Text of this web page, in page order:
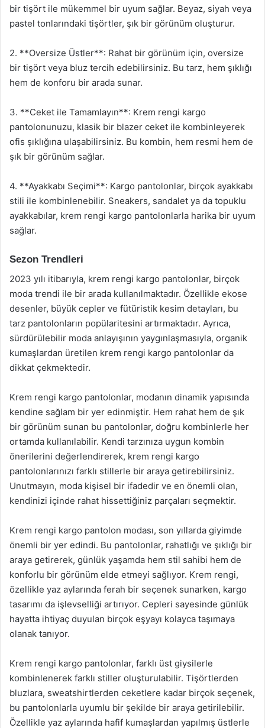
bir tişört ile mükemmel bir uyum sağlar. Beyaz, siyah veya
pastel tonlarındaki tişörtler, şık bir görünüm oluşturur.
2. **Oversize Üstler**: Rahat bir görünüm için, oversize
bir tişört veya bluz tercih edebilirsiniz. Bu tarz, hem şıklığı
hem de konforu bir arada sunar.
3. **Ceket ile Tamamlayın**: Krem rengi kargo
pantolonunuzu, klasik bir blazer ceket ile kombinleyerek
ofis şıklığına ulaşabilirsiniz. Bu kombin, hem resmi hem de
şık bir görünüm sağlar.
4. **Ayakkabı Seçimi**: Kargo pantolonlar, birçok ayakkabı
stili ile kombinlenebilir. Sneakers, sandalet ya da topuklu
ayakkabılar, krem rengi kargo pantolonlarla harika bir uyum
sağlar.
Sezon Trendleri
2023 yılı itibarıyla, krem rengi kargo pantolonlar, birçok
moda trendi ile bir arada kullanılmaktadır. Özellikle ekose
desenler, büyük cepler ve fütüristik kesim detayları, bu
tarz pantolonların popülaritesini artırmaktadır. Ayrıca,
sürdürülebilir moda anlayışının yaygınlaşmasıyla, organik
kumaşlardan üretilen krem rengi kargo pantolonlar da
dikkat çekmektedir.
Krem rengi kargo pantolonlar, modanın dinamik yapısında
kendine sağlam bir yer edinmiştir. Hem rahat hem de şık
bir görünüm sunan bu pantolonlar, doğru kombinlerle her
ortamda kullanılabilir. Kendi tarzınıza uygun kombin
önerilerini değerlendirerek, krem rengi kargo
pantolonlarınızı farklı stillerle bir araya getirebilirsiniz.
Unutmayın, moda kişisel bir ifadedir ve en önemli olan,
kendinizi içinde rahat hissettiğiniz parçaları seçmektir.
Krem rengi kargo pantolon modası, son yıllarda giyimde
önemli bir yer edindi. Bu pantolonlar, rahatlığı ve şıklığı bir
araya getirerek, günlük yaşamda hem stil sahibi hem de
konforlu bir görünüm elde etmeyi sağlıyor. Krem rengi,
özellikle yaz aylarında ferah bir seçenek sunarken, kargo
tasarımı da işlevselliği artırıyor. Cepleri sayesinde günlük
hayatta ihtiyaç duyulan birçok eşyayı kolayca taşımaya
olanak tanıyor.
Krem rengi kargo pantolonlar, farklı üst giysilerle
kombinlenerek farklı stiller oluşturulabilir. Tişörtlerden
bluzlara, sweatshirtlerden ceketlere kadar birçok seçenek,
bu pantolonlarla uyumlu bir şekilde bir araya getirilebilir.
Özellikle yaz aylarında hafif kumaşlardan yapılmış üstlerle